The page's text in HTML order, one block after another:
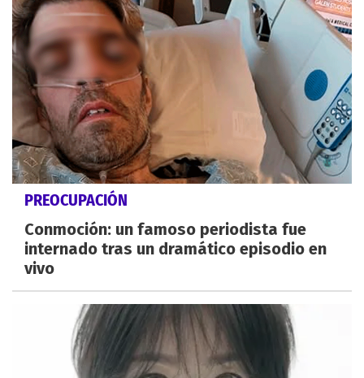
PREOCUPACIÓN
Conmoción: un famoso periodista fue
internado tras un dramático episodio en
vivo